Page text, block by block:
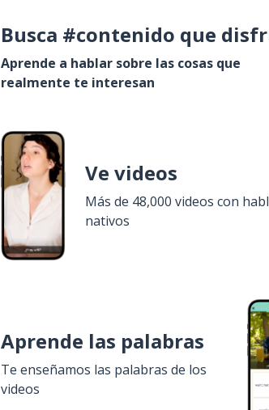
Busca #contenido que
Aprende a hablar sobre las cosas que
realmente te interesan
Ve videos
Más de 48,000 videos con
nativos
Aprende las palabras
Te enseñamos las palabras de los
videos